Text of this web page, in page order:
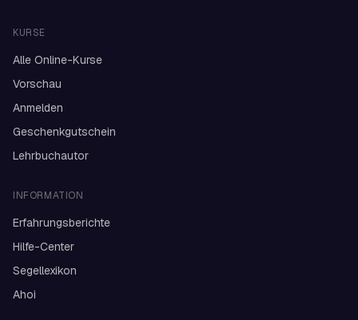
KURSE
Alle Online-Kurse
Vorschau
Anmelden
Geschenkgutschein
Lehrbuchautor
INFORMATION
Erfahrungsberichte
Hilfe-Center
Segellexikon
Ahoi